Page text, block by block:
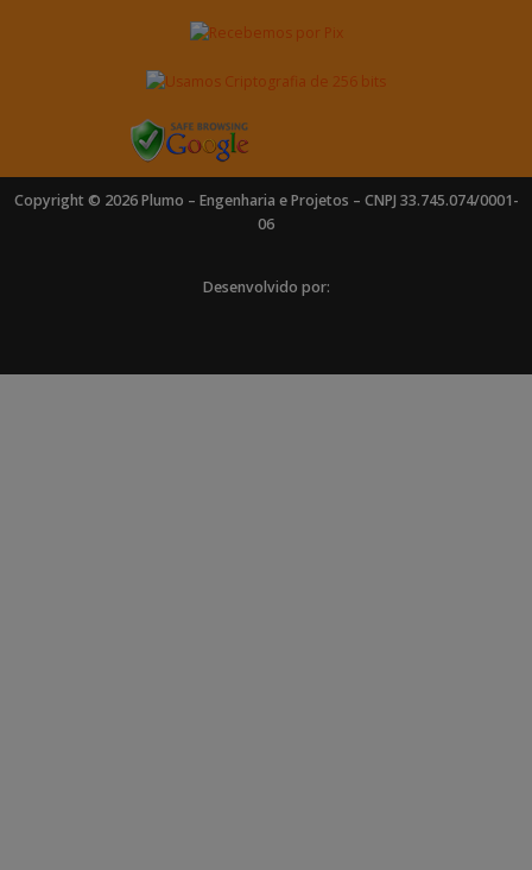
Copyright © 2026 Plumo – Engenharia e Projetos – CNPJ 33.745.074/0001-
06
Desenvolvido por: